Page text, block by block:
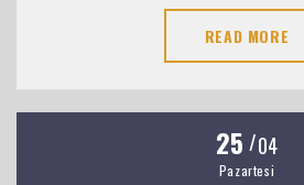
READ MORE
25 /04
Pazartesi